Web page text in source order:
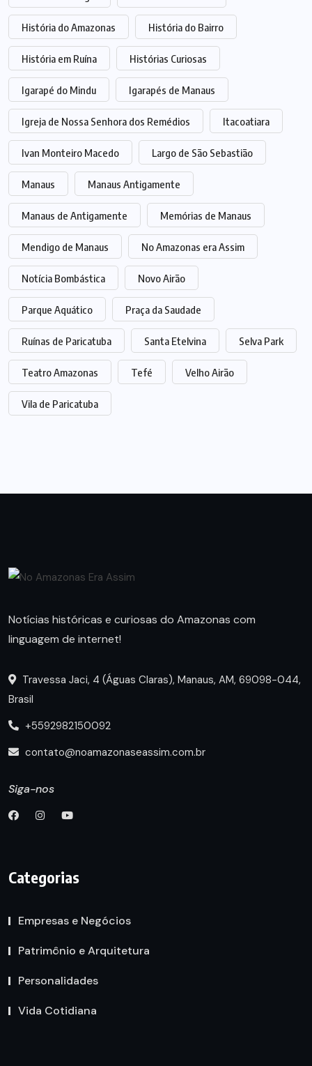
História do Amazonas História do Bairro
História em Ruína Histórias Curiosas
Igarapé do Mindu Igarapés de Manaus
Igreja de Nossa Senhora dos Remédios Itacoatiara
Ivan Monteiro Macedo Largo de São Sebastião
Manaus Manaus Antigamente
Manaus de Antigamente Memórias de Manaus
Mendigo de Manaus No Amazonas era Assim
Notícia Bombástica Novo Airão
Parque Aquático Praça da Saudade
Ruínas de Paricatuba Santa Etelvina Selva Park
Teatro Amazonas Tefé Velho Airão
Vila de Paricatuba
Notícias históricas e curiosas do Amazonas com
linguagem de internet!
Travessa Jaci, 4 (Águas Claras), Manaus, AM, 69098-044,
Brasil
+5592982150092
contato@noamazonaseassim.com.br
Siga-nos
Categorias
Empresas e Negócios
Patrimônio e Arquitetura
Personalidades
Vida Cotidiana